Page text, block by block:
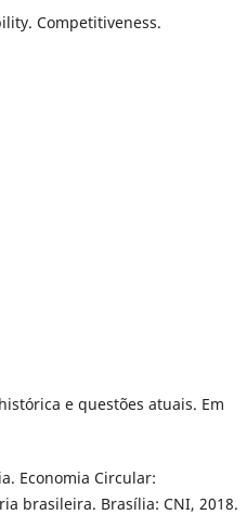
Competitiveness.
e questões atuais. Em
Economia Circular:
brasileira. Brasília: CNI, 2018.